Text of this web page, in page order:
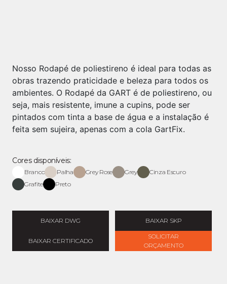
Nosso Rodapé de poliestireno é ideal para todas as
obras trazendo praticidade e beleza para todos os
ambientes. O Rodapé da GART é de poliestireno, ou
seja, mais resistente, imune a cupins, pode ser
pintados com tinta a base de água e a instalação é
feita sem sujeira, apenas com a cola GartFix.
Cores disponíveis:
Branco Palha Grey Rose Grey
Cinza Escuro
Grafite
Preto
BAIXAR DWG BAIXAR SKP
BAIXAR CERTIFICADO
SOLICITAR
ORÇAMENTO